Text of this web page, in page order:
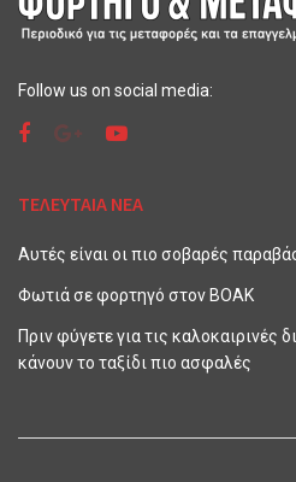
Follow us on social media:
ΤΕΛΕΥΤΑΙΑ ΝΕΑ
Αυτές είναι οι πιο σοβαρές
Φωτιά σε φορτηγό στον ΒΟΑΚ
Πριν φύγετε για τις καλοκαιρινές
κάνουν το ταξίδι πιο ασφαλές